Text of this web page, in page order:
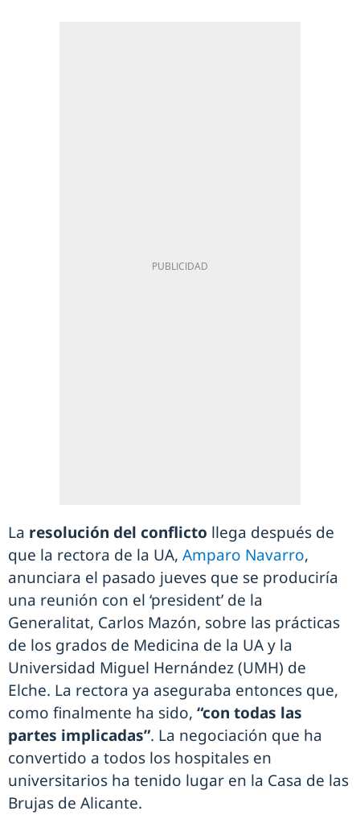
La resolución del conflicto llega después de
que la rectora de la UA, Amparo Navarro,
anunciara el pasado jueves que se produciría
una reunión con el ‘president’ de la
Generalitat, Carlos Mazón, sobre las prácticas
de los grados de Medicina de la UA y la
Universidad Miguel Hernández (UMH) de
Elche. La rectora ya aseguraba entonces que,
como finalmente ha sido, “con todas las
partes implicadas”. La negociación que ha
convertido a todos los hospitales en
universitarios ha tenido lugar en la Casa de las
Brujas de Alicante.